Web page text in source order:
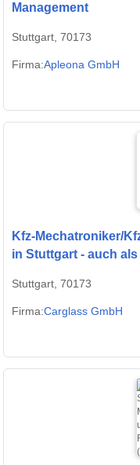
Management
Stuttgart, 70173
Firma:Apleona GmbH
Kfz-Mechatroniker/
in Stuttgart - auch
Stuttgart, 70173
Firma:Carglass GmbH